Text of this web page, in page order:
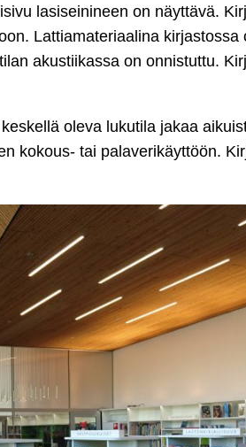
lasiseinineen on näyttävä.
Lattiamateriaalina kirjastossa
akustiikassa on onnistuttu.
oleva lukutila jakaa
kokous- tai palaverikäyttöön.